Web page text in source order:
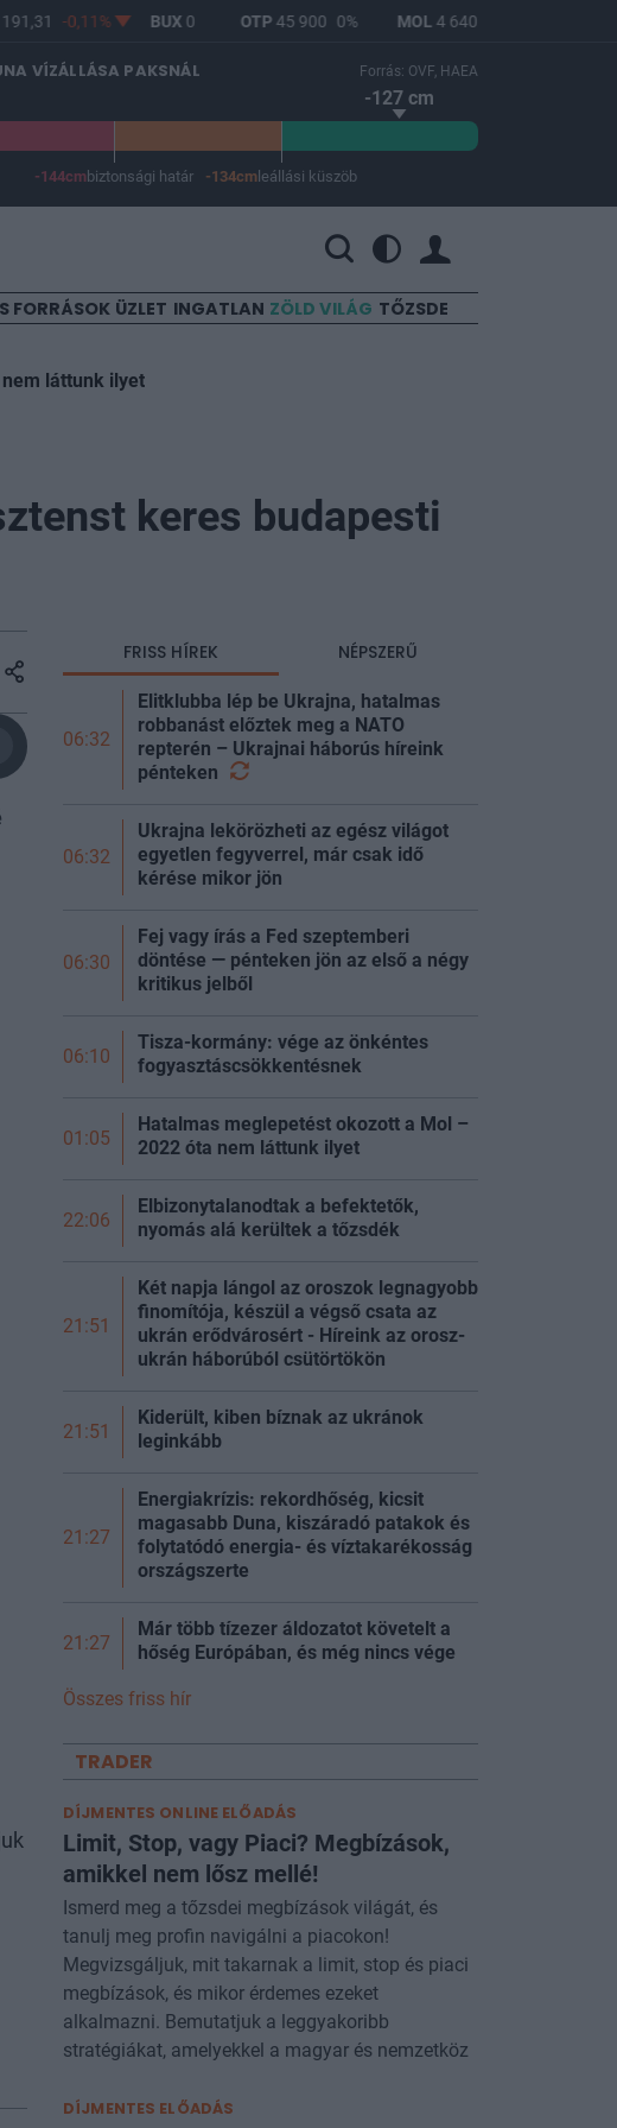
-0,11% BUX 0 45 900 0% MOL4 640 0%
VÍZÁLLÁSA PAKSNÁL Forrás: OVF, HAEA
-127 cm
-144cm biztonsági határ -134cm leállási küszöb
FORRÁSOK ÜZLET INGATLAN ZÖLD VILÁG TŐZSDE
láttunk ilyet
keres budapesti
FRISS HÍREK NÉPSZERŰ
06:32
Elitklubba lép be Ukrajna, hatalmas
robbanást előztek meg a NATO
repterén – Ukrajnai háborús híreink
pénteken
06:32
Ukrajna lekörözheti az egész világot
egyetlen fegyverrel, már csak idő
kérése mikor jön
06:30
Fej vagy írás a Fed szeptemberi
döntése — pénteken jön az első a négy
kritikus jelből
06:10
Tisza-kormány: vége az önkéntes
fogyasztáscsökkentésnek
01:05
Hatalmas meglepetést okozott a Mol –
2022 óta nem láttunk ilyet
22:06
Elbizonytalanodtak a befektetők,
nyomás alá kerültek a tőzsdék
21:51
Két napja lángol az oroszok legnagyobb
finomítója, készül a végső csata az
ukrán erődvárosért - Híreink az orosz-
ukrán háborúból csütörtökön
21:51
Kiderült, kiben bíznak az ukránok
leginkább
21:27
Energiakrízis: rekordhőség, kicsit
magasabb Duna, kiszáradó patakok és
folytatódó energia- és víztakarékosság
országszerte
21:27
Már több tízezer áldozatot követelt a
hőség Európában, és még nincs vége
Összes friss hír
TRADER
DÍJMENTES ONLINE ELŐADÁS
Limit, Stop, vagy Piaci? Megbízások,
amikkel nem lősz mellé!
Ismerd meg a tőzsdei megbízások világát, és
tanulj meg profin navigálni a piacokon!
Megvizsgáljuk, mit takarnak a limit, stop és piaci
megbízások, és mikor érdemes ezeket
alkalmazni. Bemutatjuk a leggyakoribb
stratégiákat, amelyekkel a magyar és nemzetköz
DÍJMENTES ELŐADÁS